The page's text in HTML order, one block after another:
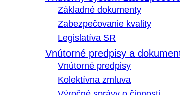
Základné dokumenty
Zabezpečovanie kvality
Legislatíva SR
Vnútorné predpisy a
Vnútorné predpisy
Kolektívna zmluva